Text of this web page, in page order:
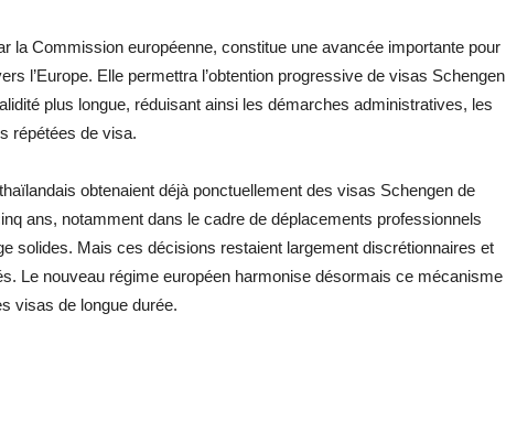
la Commission européenne, constitue une avancée importante pour
l’Europe. Elle permettra l’obtention progressive de visas Schengen
plus longue, réduisant ainsi les démarches administratives, les
répétées de visa.
obtenaient déjà ponctuellement des visas Schengen de
ans, notamment dans le cadre de déplacements professionnels
solides. Mais ces décisions restaient largement discrétionnaires et
Le nouveau régime européen harmonise désormais ce mécanisme
visas de longue durée.